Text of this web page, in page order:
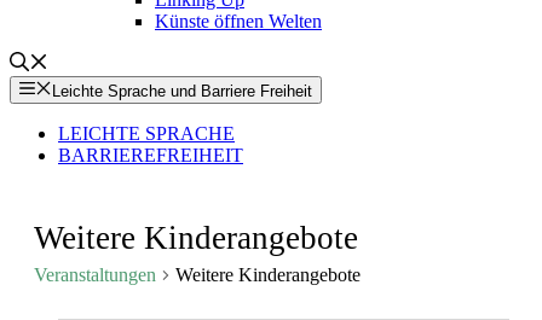
Künste öffnen Welten
Leichte Sprache und Barriere Freiheit
LEICHTE SPRACHE
BARRIEREFREIHEIT
Weitere Kinderangebote
Veranstaltungen Weitere Kinderangebote